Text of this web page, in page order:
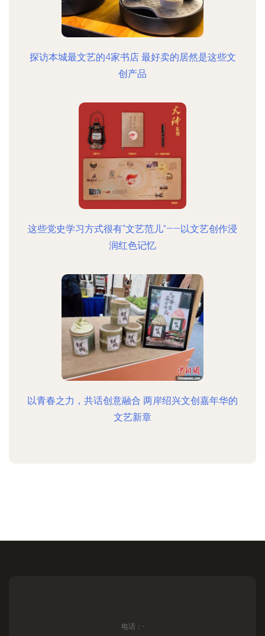
探访本城最文艺的4家书店 最好卖的居然是这些文
创产品
这些党史学习方式很有“文艺范儿”——以文艺创作浸
润红色记忆
以青春之力，共话创意融合 两岸绍兴文创嘉年华的
文艺新章
电话：-